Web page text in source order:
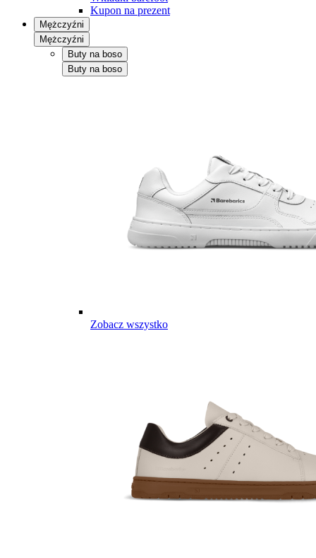
Kupon na prezent
Mężczyźni
Mężczyźni
Buty na boso
Buty na boso
Zobacz wszystko